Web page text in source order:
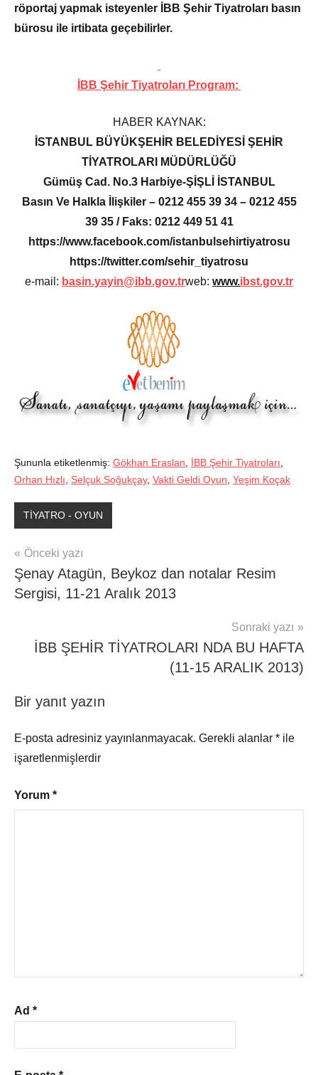
röportaj yapmak isteyenler İBB Şehir Tiyatroları basın
bürosu ile irtibata geçebilirler.
İBB Şehir Tiyatroları Program:
HABER KAYNAK:
İSTANBUL BÜYÜKŞEHİR BELEDİYESİ ŞEHİR
TİYATROLARI MÜDÜRLÜĞÜ
Gümüş Cad. No.3 Harbiye-ŞİŞLİ İSTANBUL
Basın Ve Halkla İlişkiler – 0212 455 39 34 – 0212 455
39 35 / Faks: 0212 449 51 41
https://www.facebook.com/istanbulsehirtiyatrosu
https://twitter.com/sehir_tiyatrosu
e-mail: basin.yayin@ibb.gov.trweb: www.ibst.gov.tr
Şununla etiketlenmiş: Gökhan Eraslan İBB Şehir Tiyatroları
Orhan Hızlı
Selçuk Soğukçay, Vakti Geldi Oyun Yeşim Koçak
TİYATRO - OYUN
Yazı
gezinmesi
Önceki yazı
Şenay Atagün, Beykoz dan notalar Resim
Sergisi, 11-21 Aralık 2013
Sonraki yazı
İBB ŞEHİR TİYATROLARI NDA BU HAFTA
(11-15 ARALIK 2013)
Bir yanıt yazın
E-posta adresiniz yayınlanmayacak. Gerekli alanlar * ile
işaretlenmişlerdir
Yorum *
Ad *